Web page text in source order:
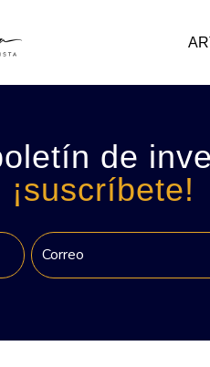
de
¡suscríbete!